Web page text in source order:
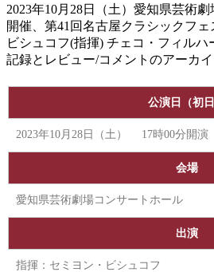
2023年10月28日（土）愛知県芸術
開催、第41回名古屋クラシックフェ
ビシュコフ(指揮) チェコ・フィル
記録とレビュー/コメントのアーカイ
公演日（初日
2023年10月28日（土） 17時00分開演
会場
愛知県芸術劇場コンサートホール
出演
指揮：セミヨン・ビシュコフ